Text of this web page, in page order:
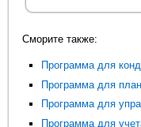
Сморите также:
Программа для
Программа для
Программа для
Программа для